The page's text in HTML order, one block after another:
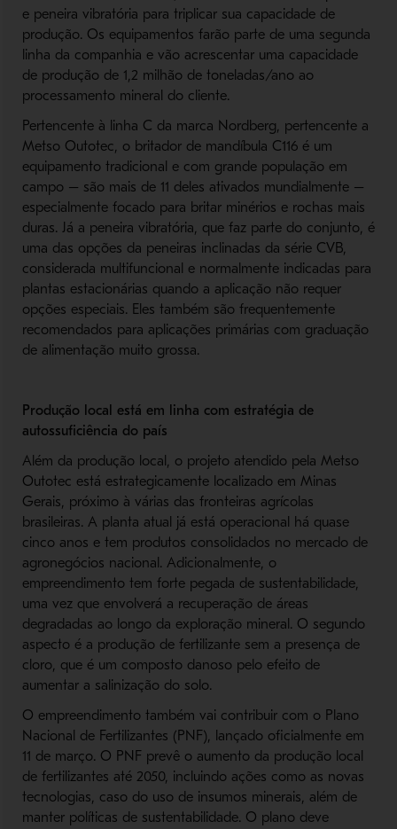
e peneira vibratória para triplicar sua capacidade de
produção. Os equipamentos farão parte de uma segunda
linha da companhia e vão acrescentar uma capacidade
de produção de 1,2 milhão de toneladas/ano ao
processamento mineral do cliente.
Pertencente à linha C da marca Nordberg, pertencente a
Metso Outotec, o britador de mandíbula C116 é um
equipamento tradicional e com grande população em
campo – são mais de 11 deles ativados mundialmente –
especialmente focado para britar minérios e rochas mais
duras. Já a peneira vibratória, que faz parte do conjunto, é
uma das opções da peneiras inclinadas da série CVB,
considerada multifuncional e normalmente indicadas para
plantas estacionárias quando a aplicação não requer
opções especiais. Eles também são frequentemente
recomendados para aplicações primárias com graduação
de alimentação muito grossa.
Produção local está em linha com estratégia de
autossuficiência do país
Além da produção local, o projeto atendido pela Metso
Outotec está estrategicamente localizado em Minas
Gerais, próximo à várias das fronteiras agrícolas
brasileiras. A planta atual já está operacional há quase
cinco anos e tem produtos consolidados no mercado de
agronegócios nacional. Adicionalmente, o
empreendimento tem forte pegada de sustentabilidade,
uma vez que envolverá a recuperação de áreas
degradadas ao longo da exploração mineral. O segundo
aspecto é a produção de fertilizante sem a presença de
cloro, que é um composto danoso pelo efeito de
aumentar a salinização do solo.
O empreendimento também vai contribuir com o Plano
Nacional de Fertilizantes (PNF), lançado oficialmente em
11 de março. O PNF prevê o aumento da produção local
de fertilizantes até 2050, incluindo ações como as novas
tecnologias, caso do uso de insumos minerais, além de
manter políticas de sustentabilidade. O plano deve